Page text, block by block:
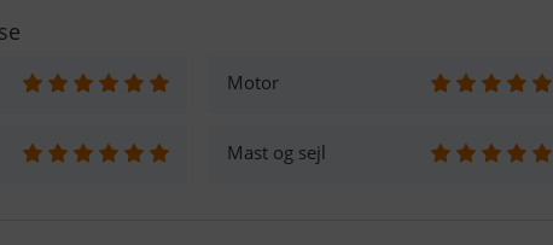
Motor
Mast og sejl